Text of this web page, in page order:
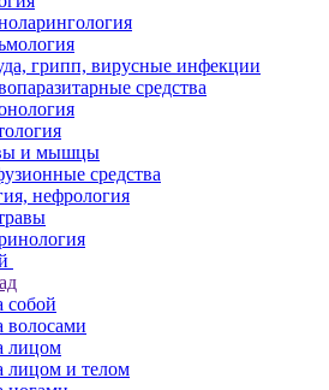
грипп, вирусные инфекции
средства
и мышцы
средства
нефрология
собой
волосами
лицом
лицом и телом